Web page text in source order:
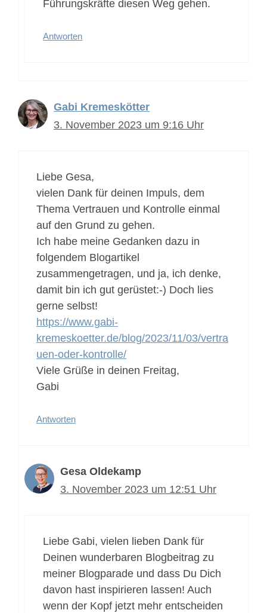
Führungskräfte diesen Weg gehen.
Antworten
Gabi Kremeskötter
3. November 2023 um 9:16 Uhr
Liebe Gesa,
vielen Dank für deinen Impuls, dem
Thema Vertrauen und Kontrolle einmal
auf den Grund zu gehen.
Ich habe meine Gedanken dazu in
folgendem Blogartikel
zusammengetragen, und ja, ich denke,
damit bin ich gut gerüstet:-) Doch lies
gerne selbst!
https://www.gabi-
kremeskoetter.de/blog/2023/11/03/vertra
uen-oder-kontrolle/
Viele Grüße in deinen Freitag,
Gabi
Antworten
Gesa Oldekamp
3. November 2023 um 12:51 Uhr
Liebe Gabi, vielen lieben Dank für
Deinen wunderbaren Blogbeitrag zu
meiner Blogparade und dass Du Dich
davon hast inspirieren lassen! Auch
wenn der Kopf jetzt mehr entscheiden